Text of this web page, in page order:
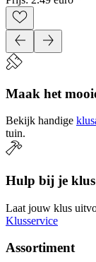
Maak het
Bekijk handige
tuin.
Hulp bij je
Laat jouw klus
Klusservice
Assortiment